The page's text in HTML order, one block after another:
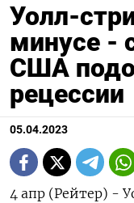
Уолл-
минусе -
США
рецессии
05.04.2023
4 апр (Рейтер) -